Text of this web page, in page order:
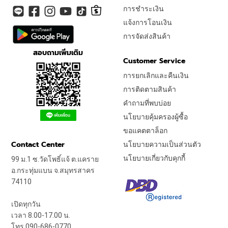
สอบถามเพิ่มเติม
การชำระเงิน
แจ้งการโอนเงิน
การจัดส่งสินค้า
Customer Service
การยกเลิกและคืนเงิน
การติดตามสินค้า
คำถามที่พบบ่อย
นโยบายคุ้มครองผู้ซื้อ
ขอแคตตาล็อก
นโยบายความเป็นส่วนตัว
นโยบายเกี่ยวกับคุกกี้
Contact Center
99 ม.1 ซ.วัดโพธิ์แจ้ ต.แคราย
อ.กระทุ่มแบน จ.สมุทรสาคร
74110
เปิดทุกวัน
เวลา 8.00-17.00 น.